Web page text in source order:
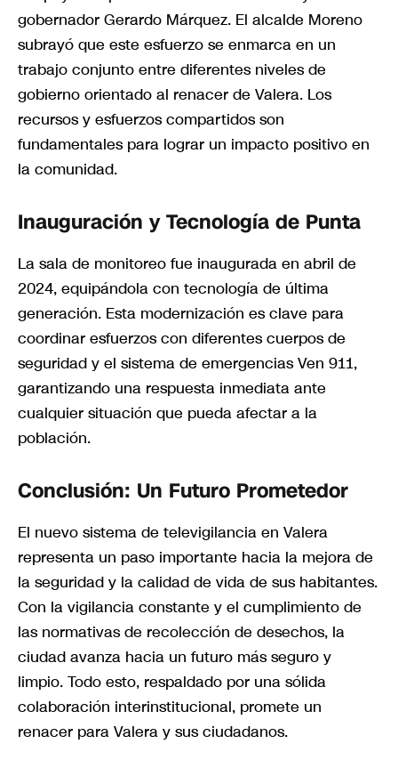
gobernador Gerardo Márquez. El alcalde Moreno
subrayó que este esfuerzo se enmarca en un
trabajo conjunto entre diferentes niveles de
gobierno orientado al renacer de Valera. Los
recursos y esfuerzos compartidos son
fundamentales para lograr un impacto positivo en
la comunidad.
Inauguración y Tecnología de Punta
La sala de monitoreo fue inaugurada en abril de
2024, equipándola con tecnología de última
generación. Esta modernización es clave para
coordinar esfuerzos con diferentes cuerpos de
seguridad y el sistema de emergencias Ven 911,
garantizando una respuesta inmediata ante
cualquier situación que pueda afectar a la
población.
Conclusión: Un Futuro Prometedor
El nuevo sistema de televigilancia en Valera
representa un paso importante hacia la mejora de
la seguridad y la calidad de vida de sus habitantes.
Con la vigilancia constante y el cumplimiento de
las normativas de recolección de desechos, la
ciudad avanza hacia un futuro más seguro y
limpio. Todo esto, respaldado por una sólida
colaboración interinstitucional, promete un
renacer para Valera y sus ciudadanos.